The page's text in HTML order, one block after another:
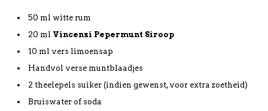
50 ml witte rum
20 ml Vincenzi Pepermunt Siroop
10 ml vers limoensap
Handvol verse muntblaadjes
2 theelepels suiker (indien gewenst, voor extra zoetheid)
Bruiswater of soda